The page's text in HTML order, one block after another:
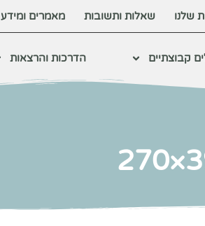
שלנו שאלות ותשובות מאמרים ומידע
קבוצתיים הדרכות והרצאות